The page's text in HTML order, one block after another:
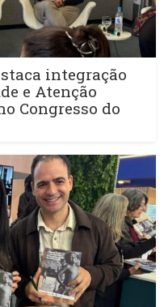
integração
e Atenção
Congresso do